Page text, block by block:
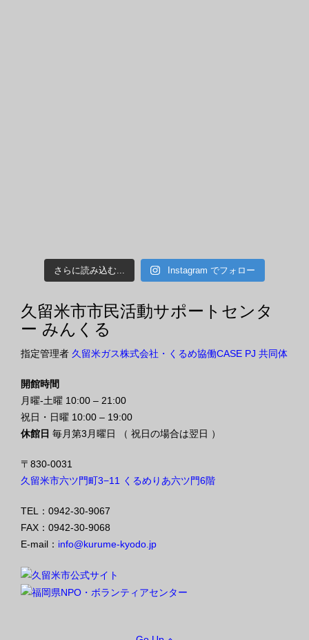
さらに読み込む... Instagram でフォロー
久留米市市民活動サポートセンタ
ー みんくる
指定管理者 久留米ガス株式会社・くるめ協働CASE PJ 共同体
開館時間
月曜-土曜 10:00 – 21:00
祝日・日曜 10:00 – 19:00
休館日 毎月第3月曜日 （ 祝日の場合は翌日 ）
〒830-0031
久留米市六ツ門町3−11 くるめりあ六ツ門6階
TEL：0942-30-9067
FAX：0942-30-9068
E-mail： info@kurume-kyodo.jp